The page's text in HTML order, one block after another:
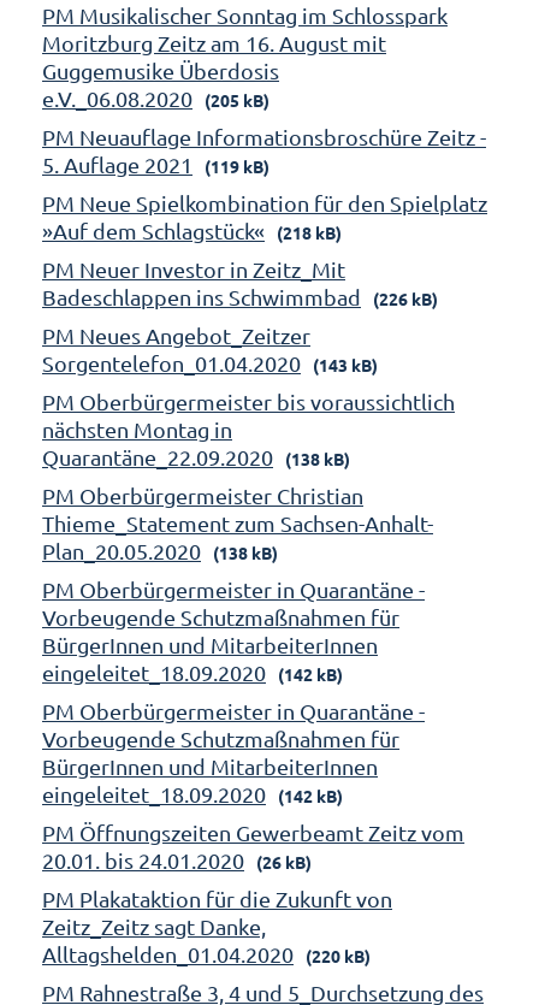
PM Musikalischer Sonntag im Schlosspark
Moritzburg Zeitz am 16. August mit
Guggemusike Überdosis
e.V._06.08.2020
(205 kB)
PM Neuauflage Informationsbroschüre Zeitz -
5. Auflage 2021
(119 kB)
PM Neue Spielkombination für den Spielplatz
»Auf dem Schlagstück«
(218 kB)
PM Neuer Investor in Zeitz_Mit
Badeschlappen ins Schwimmbad
(226 kB)
PM Neues Angebot_Zeitzer
Sorgentelefon_01.04.2020
(143 kB)
PM Oberbürgermeister bis voraussichtlich
nächsten Montag in
Quarantäne_22.09.2020
(138 kB)
PM Oberbürgermeister Christian
Thieme_Statement zum Sachsen-Anhalt-
Plan_20.05.2020
(138 kB)
PM Oberbürgermeister in Quarantäne -
Vorbeugende Schutzmaßnahmen für
BürgerInnen und MitarbeiterInnen
eingeleitet_18.09.2020
(142 kB)
PM Oberbürgermeister in Quarantäne -
Vorbeugende Schutzmaßnahmen für
BürgerInnen und MitarbeiterInnen
eingeleitet_18.09.2020
(142 kB)
PM Öffnungszeiten Gewerbeamt Zeitz vom
20.01. bis 24.01.2020
(26 kB)
PM Plakataktion für die Zukunft von
Zeitz_Zeitz sagt Danke,
Alltagshelden_01.04.2020
(220 kB)
PM Rahnestraße 3, 4 und 5_Durchsetzung des